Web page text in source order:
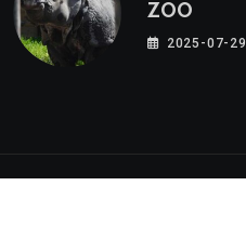
ZOO
2025-07-29